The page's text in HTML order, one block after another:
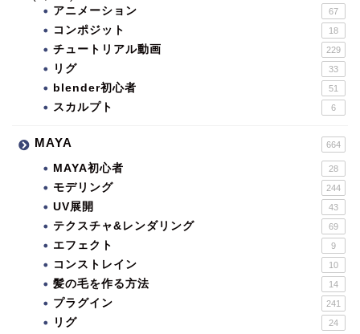
アニメーション
67
コンポジット 18
チュートリアル動画 229
リグ 33
blender初心者 51
スカルプト 6
MAYA 664
MAYA初心者 28
モデリング 244
UV展開 43
テクスチャ&レンダリング 69
エフェクト 9
コンストレイン 10
髪の毛を作る方法 14
プラグイン 241
リグ 24